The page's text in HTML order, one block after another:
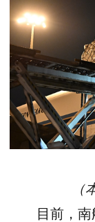
（
目前，